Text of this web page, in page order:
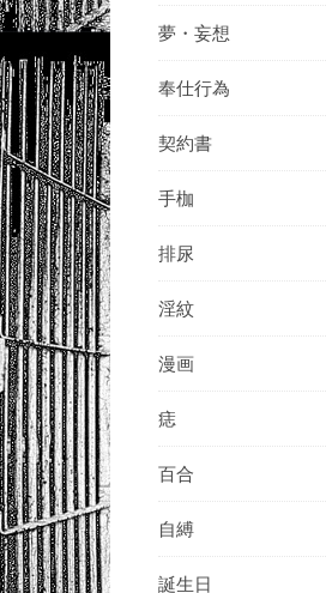
夢・妄想
奉仕行為
契約書
手枷
排尿
淫紋
漫画
痣
百合
自縛
誕生日